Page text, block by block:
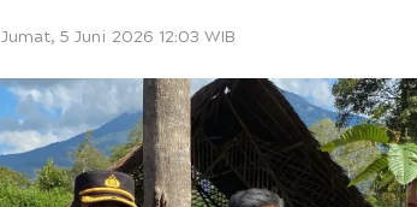
Jumat, 5 Juni 2026 12:03 WIB